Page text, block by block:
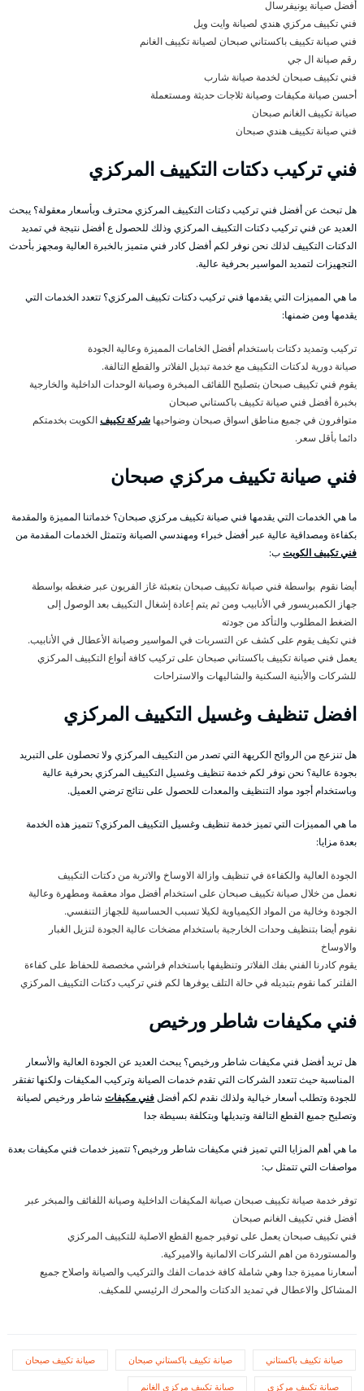
أفضل صيانة يونيفرسال
فني تكييف مركزي هندي لصيانة وايت ويل
فني صيانة تكييف باكستاني صبحان لصيانة تكييف الغانم
رقم صيانة ال جي
فني تكييف صبحان لخدمة صيانة شارب
أحسن صيانة مكيفات وصيانة ثلاجات حديثة ومستعملة
صيانة تكييف الغانم صبحان
فني صيانة تكييف هندي صبحان
فني تركيب دكتات التكييف المركزي
هل تبحث عن أفضل فني تركيب دكتات التكييف المركزي محترف وبأسعار معقولة؟ يبحث
العديد عن فني تركيب دكتات التكييف المركزي وذلك للحصول ع أفضل نتيجة في تمديد
الدكتات التكييف لذلك نحن نوفر لكم أفضل كادر فني متميز بالخبرة العالية ومجهز بأحدث
التجهيزات لتمديد المواسير بحرفية عالية.
ما هي المميزات التي يقدمها فني تركيب دكتات تكييف المركزي؟ تتعدد الخدمات التي
يقدمها ومن ضمنها:
تركيب وتمديد دكتات باستخدام أفضل الخامات المميزة وعالية الجودة
صيانة دورية لدكتات التكييف مع خدمة تبديل الفلاتر والقطع التالفة.
يقوم فني تكييف صبحان بتصليح اللفائف المبخرة وصيانة الوحدات الداخلية والخارجية
بخبرة أفضل فني صيانة تكييف باكستاني صبحان
متوافرون في جميع مناطق اسواق صبحان وضواحيها شركة تكييفالكويت بخدمتكم
دائما بأقل سعر.
فني صيانة تكييف مركزي صبحان
ما هي الخدمات التي يقدمها فني صيانة تكييف مركزي صبحان؟ خدماتنا المميزة والمقدمة
بكفاءة ومصداقية عالية عبر أفضل خبراء ومهندسي الصيانة وتتمثل الخدمات المقدمة من
فني تكييف الكويتب:
أيضا نقوم بواسطة فني صيانة تكييف صبحان بتعبئة غاز الفريون عبر ضغطه بواسطة
جهاز الكمبريسور في الأنابيب ومن ثم يتم إعادة إشغال التكييف بعد الوصول إلى
الضغط المطلوب والتأكد من جودته
فني تكيف يقوم على كشف عن التسربات في المواسير وصيانة الأعطال في الأنابيب.
يعمل فني صيانة تكييف باكستاني صبحان على تركيب كافة أنواع التكييف المركزي
للشركات والأبنية السكنية والشاليهات والاستراحات
افضل تنظيف وغسيل التكييف المركزي
هل تنزعج من الروائح الكريهة التي تصدر من التكييف المركزي ولا تحصلون على التبريد
بجودة عالية؟ نحن نوفر لكم خدمة تنظيف وغسيل التكييف المركزي بحرفية عالية
وباستخدام أجود مواد التنظيف والمعدات للحصول على نتائج ترضي العميل.
ما هي المميزات التي تميز خدمة تنظيف وغسيل التكييف المركزي؟ تتميز هذه الخدمة
بعدة مزايا:
الجودة العالية والكفاءة في تنظيف وازالة الاوساخ والاتربة من دكتات التكييف
نعمل من خلال صيانة تكييف صبحان على استخدام أفضل مواد معقمة ومطهرة وعالية
الجودة وخالية من المواد الكيمياوية لكيلا تسبب الحساسية للجهاز التنفسي.
نقوم أيضا بتنظيف وحدات الخارجية باستخدام مضخات عالية الجودة لتزيل الغبار
والاوساخ
يقوم كادرنا الفني بفك الفلاتر وتنظيفها باستخدام فراشي مخصصة للحفاظ على كفاءة
الفلتر كما نقوم بتبديله في حالة التلف يوفرها لكم فني تركيب دكتات التكييف المركزي
فني مكيفات شاطر ورخيص
هل تريد أفضل فني مكيفات شاطر ورخيص؟ يبحث العديد عن الجودة العالية والأسعار
المناسبة حيث تتعدد الشركات التي تقدم خدمات الصيانة وتركيب المكيفات ولكنها تفتقر
للجودة وتطلب أسعار خيالية ولذلك نقدم لكم أفضلفني مكيفات شاطر ورخيص لصيانة
وتصليح جميع القطع التالفة وتبديلها وبتكلفة بسيطة جدا
ما هي أهم المزايا التي تميز فني مكيفات شاطر ورخيص؟ تتميز خدمات فني مكيفات بعدة
مواصفات التي تتمثل ب:
توفر خدمة صيانة تكييف صبحان صيانة المكيفات الداخلية وصيانة اللفائف والمبخر عبر
أفضل فني تكييف الغانم صبحان
فني تكييف صبحان يعمل على توفير جميع القطع الاصلية للتكييف المركزي
والمستوردة من اهم الشركات الالمانية والاميركية.
أسعارنا مميزة جدا وهي شاملة كافة خدمات الفك والتركيب والصيانة واصلاح جميع
المشاكل والاعطال في تمديد الدكتات والمحرك الرئيسي للمكيف.
صيانة تكييف باكستاني صيانة تكييف باكستاني صبحان صيانة تكييف صبحان
صيانة تكييف مركزي صيانة تكييف مركزي الغانم